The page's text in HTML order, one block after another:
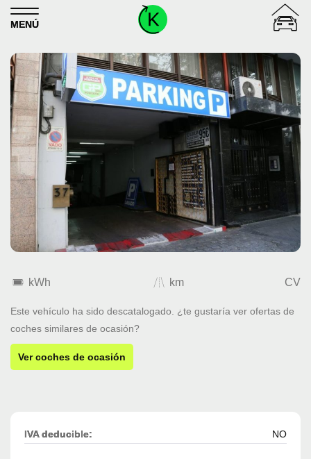
Skip to content
MENÚ
kWh km CV
Este vehículo ha sido descatalogado. ¿te gustaría ver ofertas de
coches similares de ocasión?
Ver coches de ocasión
IVA deducible: NO